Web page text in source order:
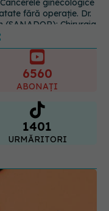
vs
în cancerul
Sorin Bogdan
diferența și
tratamentul
6560
ABONAȚI
1401
URMĂRITORI